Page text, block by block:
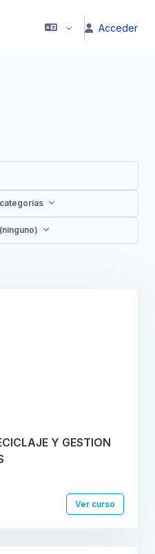
Acceder
Y GESTION
Ver curso